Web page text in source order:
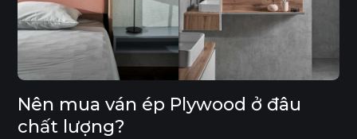
Nên mua ván ép Plywood ở đâu
chất lượng?